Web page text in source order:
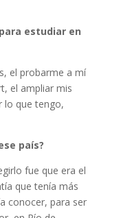
estudiar en
el probarme a mí
el ampliar mis
lo que tengo,
país?
fue que era el
que tenía más
conocer, para ser